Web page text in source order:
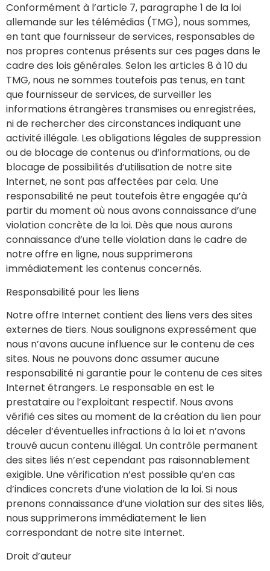
Conformément à l’article 7, paragraphe 1 de la loi
allemande sur les télémédias (TMG), nous sommes,
en tant que fournisseur de services, responsables de
nos propres contenus présents sur ces pages dans le
cadre des lois générales. Selon les articles 8 à 10 du
TMG, nous ne sommes toutefois pas tenus, en tant
que fournisseur de services, de surveiller les
informations étrangères transmises ou enregistrées,
ni de rechercher des circonstances indiquant une
activité illégale. Les obligations légales de suppression
ou de blocage de contenus ou d’informations, ou de
blocage de possibilités d’utilisation de notre site
Internet, ne sont pas affectées par cela. Une
responsabilité ne peut toutefois être engagée qu’à
partir du moment où nous avons connaissance d’une
violation concrète de la loi. Dès que nous aurons
connaissance d’une telle violation dans le cadre de
notre offre en ligne, nous supprimerons
immédiatement les contenus concernés.
Responsabilité pour les liens
Notre offre Internet contient des liens vers des sites
externes de tiers. Nous soulignons expressément que
nous n’avons aucune influence sur le contenu de ces
sites. Nous ne pouvons donc assumer aucune
responsabilité ni garantie pour le contenu de ces sites
Internet étrangers. Le responsable en est le
prestataire ou l’exploitant respectif. Nous avons
vérifié ces sites au moment de la création du lien pour
déceler d’éventuelles infractions à la loi et n’avons
trouvé aucun contenu illégal. Un contrôle permanent
des sites liés n’est cependant pas raisonnablement
exigible. Une vérification n’est possible qu’en cas
d’indices concrets d’une violation de la loi. Si nous
prenons connaissance d’une violation sur des sites liés,
nous supprimerons immédiatement le lien
correspondant de notre site Internet.
Droit d’auteur